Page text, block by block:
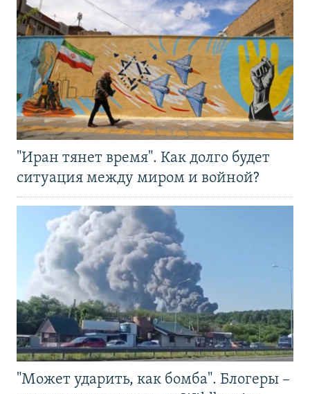
"Иран тянет время". Как долго будет
ситуация между миром и войной?
"Может ударить, как бомба". Блогеры –